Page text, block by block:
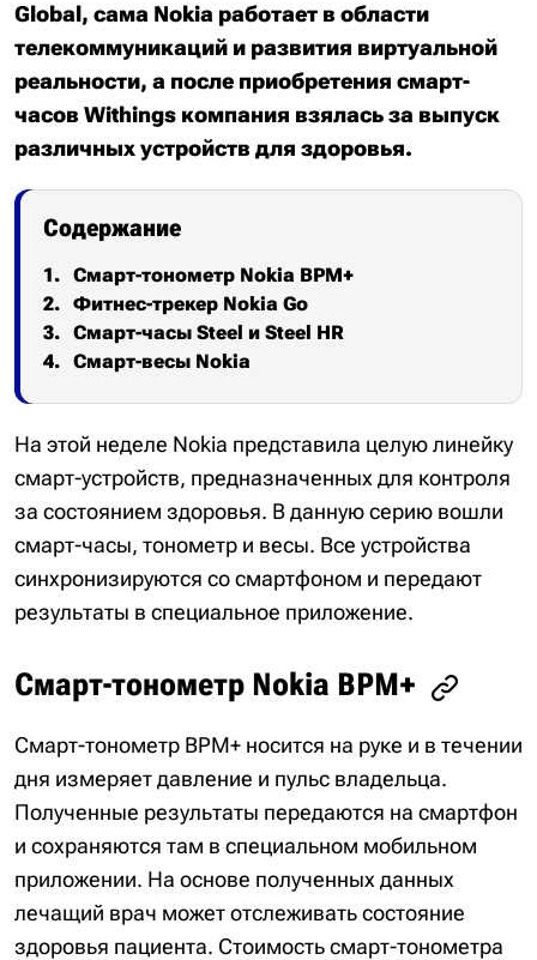
Global, сама Nokia работает в области
телекоммуникаций и развития виртуальной
реальности, а после приобретения смарт-
часов Withings компания взялась за выпуск
различных устройств для здоровья.
Содержание
Смарт-тонометр Nokia BPM+
Фитнес-трекер Nokia Go
Смарт-часы Steel и Steel HR
Смарт-весы Nokia
На этой неделе Nokia представила целую линейку
смарт-устройств, предназначенных для контроля
за состоянием здоровья. В данную серию вошли
смарт-часы, тонометр и весы. Все устройства
синхронизируются со смартфоном и передают
результаты в специальное приложение.
Смарт-тонометр Nokia BPM+
Смарт-тонометр BPM+ носится на руке и в течении
дня измеряет давление и пульс владельца.
Полученные результаты передаются на смартфон
и сохраняются там в специальном мобильном
приложении. На основе полученных данных
лечащий врач может отслеживать состояние
здоровья пациента. Стоимость смарт-тонометра